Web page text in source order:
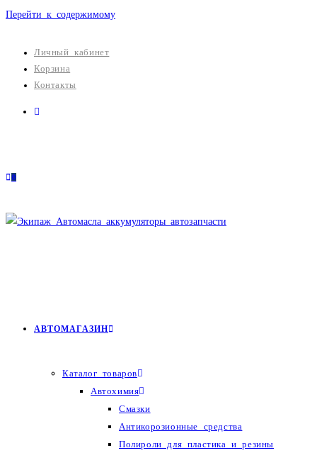
Перейти к содержимому
Личный кабинет
Корзина
Контакты
0
АВТОМАГАЗИН
Каталог товаров
Автохимия
Смазки
Антикорозионные средства
Полироли для пластика и резины